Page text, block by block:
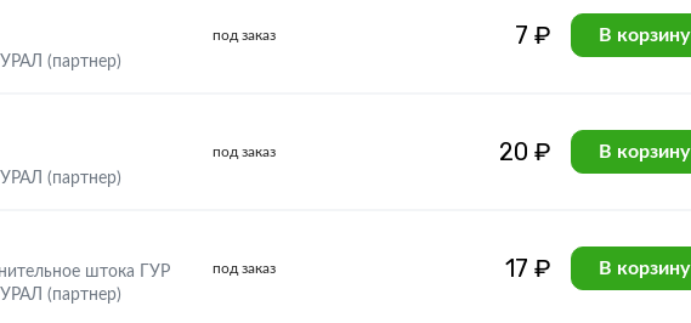
(партнер)
под заказ 7 ₽ В корзину
(партнер)
под заказ 20 ₽ В корзину
штока ГУР
(партнер)
под заказ 17 ₽ В корзину